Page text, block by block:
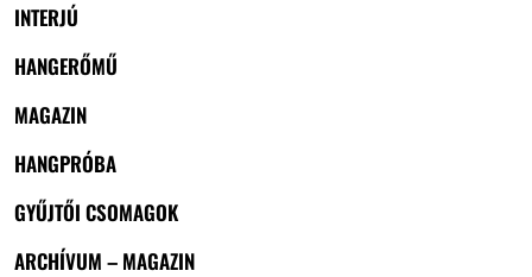
INTERJÚ
HANGERŐMŰ
MAGAZIN
HANGPRÓBA
GYŰJTŐI CSOMAGOK
ARCHÍVUM – MAGAZIN